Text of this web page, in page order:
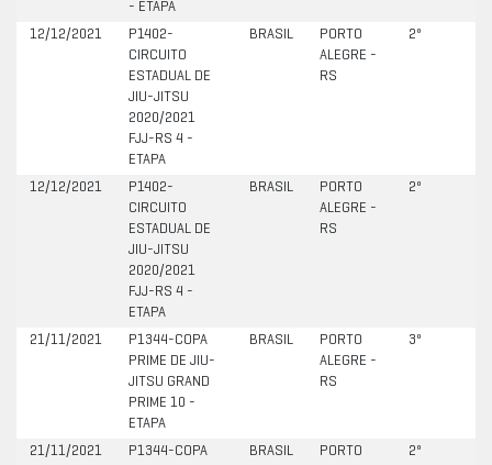
- ETAPA
12/12/2021
P1402-
CIRCUITO
ESTADUAL DE
JIU-JITSU
2020/2021
FJJ-RS 4 -
ETAPA
BRASIL
PORTO
ALEGRE -
RS
2º
12/12/2021
P1402-
CIRCUITO
ESTADUAL DE
JIU-JITSU
2020/2021
FJJ-RS 4 -
ETAPA
BRASIL
PORTO
ALEGRE -
RS
2º
21/11/2021
P1344-COPA
PRIME DE JIU-
JITSU GRAND
PRIME 10 -
ETAPA
BRASIL
PORTO
ALEGRE -
RS
3º
21/11/2021
P1344-COPA
BRASIL
PORTO
2º